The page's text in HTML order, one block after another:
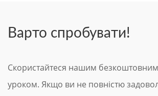
Варто спробувати!
Скористайтеся нашим
уроком. Якщо ви не повністю